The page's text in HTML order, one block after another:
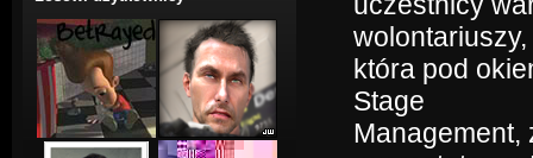
wolontariuszy,
która pod
Stage
Management,